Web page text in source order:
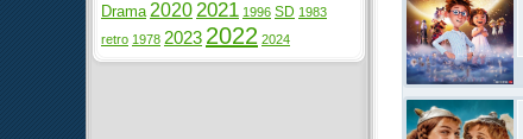
Drama 2020 2021 1996 SD 1983
retro 1978 2023 2022 2024